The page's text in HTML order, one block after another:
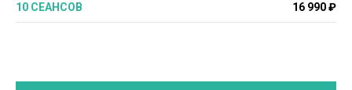
10 СЕАНСОВ 16 990 ₽